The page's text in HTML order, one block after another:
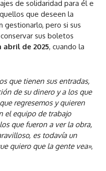
de solidaridad para él e
que deseen la
gestionarlo, pero si sus
sus boletos
abril de 2025, cuando la
que tienen sus entradas,
de su dinero y a los que
regresemos y quieren
el equipo de trabajo
que fueron a ver la obra,
es todavía un
quiero que la gente vea»,